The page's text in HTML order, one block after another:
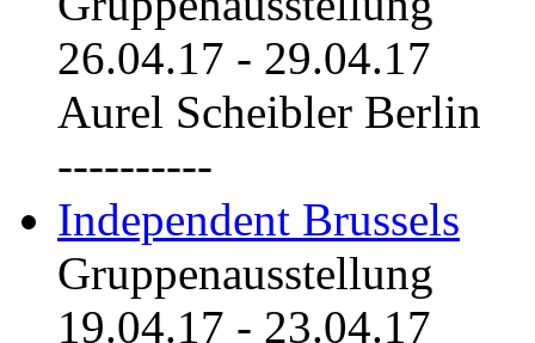
26.04.17 - 29.04.17
Aurel Scheibler Berlin
----------
Independent Brussels
Gruppenausstellung
19.04.17 - 23.04.17